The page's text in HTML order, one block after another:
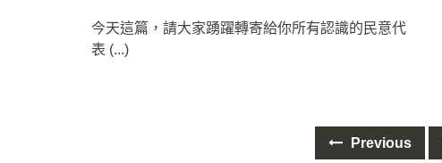
今天這篇，請大家踴躍轉寄給你所有認識的民意代
表 (...)
Previous